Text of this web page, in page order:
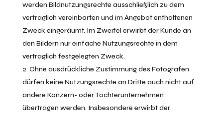
werden Bildnutzungsrechte ausschließlich zu dem
vertraglich vereinbarten und im Angebot enthaltenen
Zweck eingeräumt. Im Zweifel erwirbt der Kunde an
den Bildern nur einfache Nutzungsrechte in dem
vertraglich festgelegten Zweck.
Ohne ausdrückliche Zustimmung des Fotografen
dürfen keine Nutzungsrechte an Dritte auch nicht auf
andere Konzern- oder Tochterunternehmen
übertragen werden. Insbesondere erwirbt der